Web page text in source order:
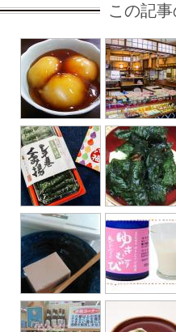
この記